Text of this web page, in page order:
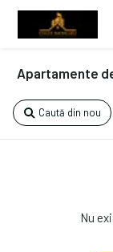
Apartamente
Caută din nou
Nu